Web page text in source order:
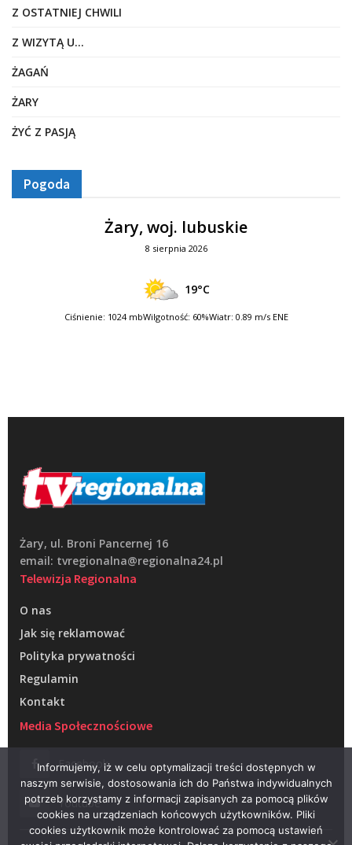
Z OSTATNIEJ CHWILI
Z WIZYTĄ U…
ŻAGAŃ
ŻARY
ŻYĆ Z PASJĄ
Pogoda
Żary, woj. lubuskie
8 sierpnia 2026
19°C
Ciśnienie: 1024 mbWilgotność: 60%Wiatr: 0.89 m/s ENE
Żary, ul. Broni Pancernej 16
email: tvregionalna@regionalna24.pl
Telewizja Regionalna
O nas
Jak się reklamować
Polityka prywatności
Regulamin
Kontakt
Media Społecznościowe
Facebook
Youtube
Informujemy, iż w celu optymalizacji treści dostępnych w
naszym serwisie, dostosowania ich do Państwa indywidualnych
potrzeb korzystamy z informacji zapisanych za pomocą plików
cookies na urządzeniach końcowych użytkowników. Pliki
cookies użytkownik może kontrolować za pomocą ustawień